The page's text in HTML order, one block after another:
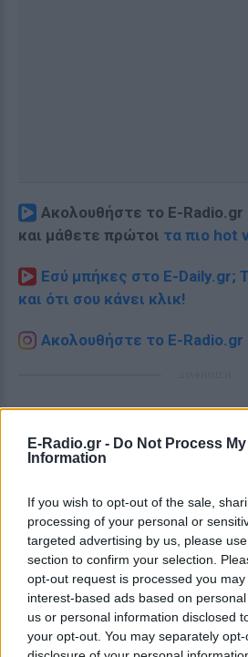
E-Radio.gr - Do Not Process
Information
If you wish to opt-out of the sale,
processing of your personal or
targeted advertising by us, please
section to confirm your selection.
opt-out request is processed you
interest-based ads based on
us or personal information disclosed
your opt-out. You may separately
Ακολουθήστε το E-Radio.gr
και μάθετε πρώτοι τα πιο hot
Εσύ μπήκες στο E-Daily.gr;
και ότι σου κάνει κλικ!
Ακολουθήστε το E-Radio.gr